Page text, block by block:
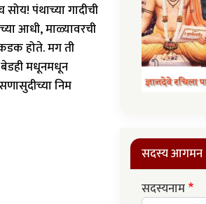
पंथाच्या गादीची
आधी, माळ्यावरची
होते. मग ती
मधूनमधून
निम
सदस्य आगमन
सदस्यनाम